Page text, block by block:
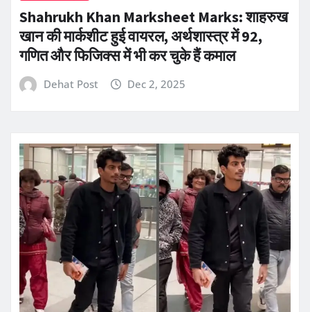
Shahrukh Khan Marksheet Marks: शाहरुख
खान की मार्कशीट हुई वायरल, अर्थशास्त्र में 92,
गणित और फिजिक्स में भी कर चुके हैं कमाल
Dehat Post Dec 2, 2025